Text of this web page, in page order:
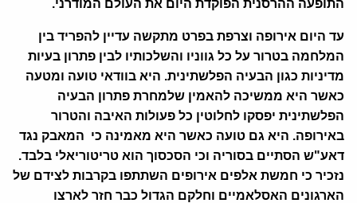
התופעה ההרסנית הפוקדת היום את העולם המודרני.
עד היום אירופה וצרפת בפרט מתקשה עדיין להפריד בין
המלחמה בטרור על כל גווניו והשלכותיו לבין פתרון בעיות
מדיניות כגון הבעיה הפלשתינית. היא בוודאי טועה ומטעה
כאשר היא ממשיכה להאמין שלמחרת פתרון הבעיה
הפלשתינית יפסקו לחלוטין כל פעולות האיבה והטרור
באירופה. היא גם טועה כאשר היא מאמינה כי המאבק נגד
דאע"ש הסתיים בסוריה וכי הסכסוך הוא טריטוריאלי בלבד.
נזכיר כי חמשת אלפים אירופים השתתפו בקרבות לצידם של
הארגונים האסלאמיים וחלקם הגדול כבר חזר לארצו